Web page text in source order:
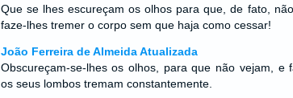
Que se lhes escureçam os olhos para que, de fato,
faze-lhes tremer o corpo sem que haja como cessar!
João Ferreira de Almeida Atualizada
Obscureçam-se-lhes os olhos, para que não vejam, e
os seus lombos tremam constantemente.